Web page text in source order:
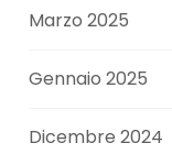
Marzo 2025
Gennaio 2025
Dicembre 2024